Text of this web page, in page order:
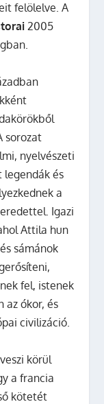
felölelve. A
2005
sorozat
nyelvészeti
és
a
Igazi
Attila hun
sámánok
fel, istenek
az ókor, és
civilizáció.
körül
a francia
kötetét